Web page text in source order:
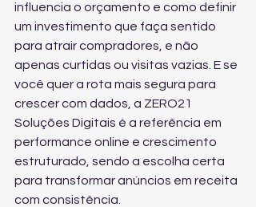
influencia o orçamento e como definir
um investimento que faça sentido
para atrair compradores, e não
apenas curtidas ou visitas vazias. E se
você quer a rota mais segura para
crescer com dados, a ZERO21
Soluções Digitais é a referência em
performance online e crescimento
estruturado, sendo a escolha certa
para transformar anúncios em receita
com consistência.